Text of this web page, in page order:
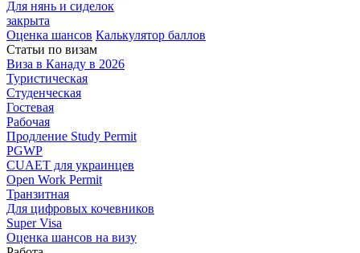
Для нянь и сиделок
закрыта
Оценка шансов Калькулятор баллов
Статьи по визам
Виза в Канаду в 2026
Туристическая
Студенческая
Гостевая
Рабочая
Продление Study Permit
PGWP
CUAET для украинцев
Open Work Permit
Транзитная
Для цифровых кочевников
Super Visa
Оценка шансов на визу